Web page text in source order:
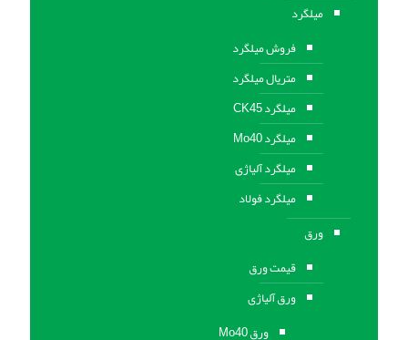
میلگرد
فروش میلگرد
متریال میلگرد
میلگرد CK45
میلگرد Mo40
میلگرد آلیاژی
میلگرد فولاد
ورق
قیمت ورق
ورق آلیاژی
ورق Mo40